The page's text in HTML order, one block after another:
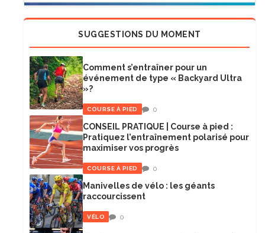
SUGGESTIONS DU MOMENT
Comment s’entraîner pour un
événement de type « Backyard Ultra
»?
COURSE À PIED 0
CONSEIL PRATIQUE | Course à pied :
Pratiquez l’entraînement polarisé pour
maximiser vos progrès
COURSE À PIED 0
Manivelles de vélo : les géants
raccourcissent
VÉLO 0